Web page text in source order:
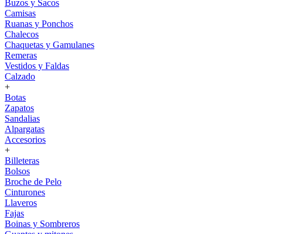
Buzos y Sacos
Camisas
Ruanas y Ponchos
Chalecos
Chaquetas y Gamulanes
Remeras
Vestidos y Faldas
Calzado
+
Botas
Zapatos
Sandalias
Alpargatas
Accesorios
+
Billeteras
Bolsos
Broche de Pelo
Cinturones
Llaveros
Fajas
Boinas y Sombreros